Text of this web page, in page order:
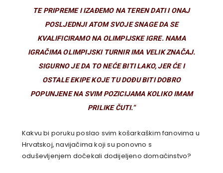
TE PRIPREME I IZAĐEMO NA TEREN DATI I ONAJ
POSLJEDNJI ATOM SVOJE SNAGE DA SE
KVALIFICIRAMO NA OLIMPIJSKE IGRE. NAMA
IGRAČIMA OLIMPIJSKI TURNIR IMA VELIK ZNAČAJ.
SIGURNO JE DA TO NEĆE BITI LAKO, JER ĆE I
OSTALE EKIPE KOJE TU DOĐU BITI DOBRO
POPUNJENE NA SVIM POZICIJAMA KOLIKO IMAM
PRILIKE ČUTI.“
Kakvu bi poruku poslao svim košarkaškim fanovima u
Hrvatskoj, navijačima koji su ponovno s
oduševljenjem dočekali dodijeljeno domaćinstvo?